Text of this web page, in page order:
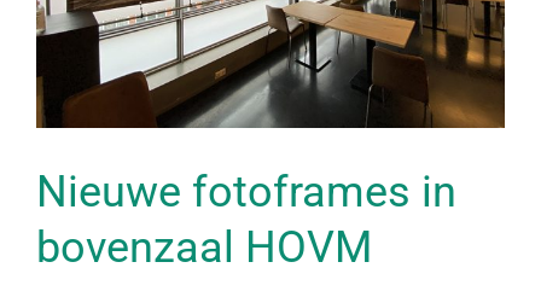
Nieuwe fotoframes in
bovenzaal HOVM